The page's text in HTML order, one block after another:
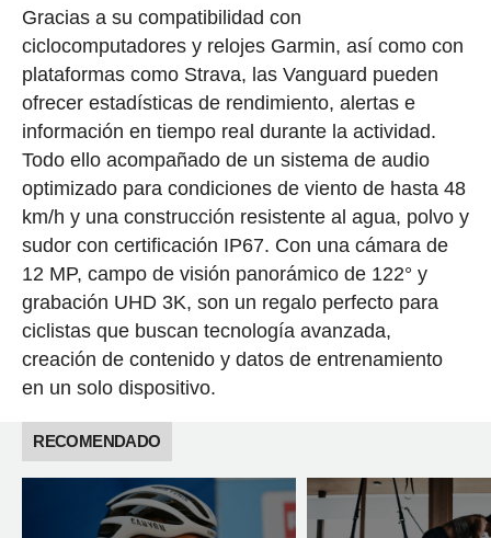
Gracias a su compatibilidad con
ciclocomputadores y relojes Garmin, así como con
plataformas como Strava, las Vanguard pueden
ofrecer estadísticas de rendimiento, alertas e
información en tiempo real durante la actividad.
Todo ello acompañado de un sistema de audio
optimizado para condiciones de viento de hasta 48
km/h y una construcción resistente al agua, polvo y
sudor con certificación IP67. Con una cámara de
12 MP, campo de visión panorámico de 122° y
grabación UHD 3K, son un regalo perfecto para
ciclistas que buscan tecnología avanzada,
creación de contenido y datos de entrenamiento
en un solo dispositivo.
RECOMENDADO